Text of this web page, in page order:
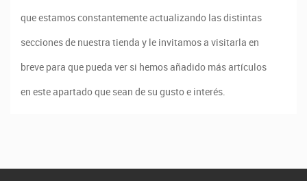
que estamos constantemente actualizando las distintas
secciones de nuestra tienda y le invitamos a visitarla en
breve para que pueda ver si hemos añadido más artículos
en este apartado que sean de su gusto e interés.